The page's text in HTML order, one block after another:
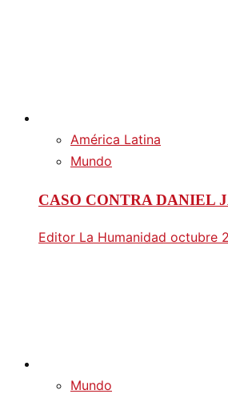
América Latina
Mundo
CASO CONTRA DANIEL
Editor La Humanidad octubre
Mundo